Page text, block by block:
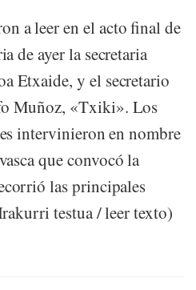
a leer en el acto final de
de ayer la secretaria
Etxaide, y el secretario
Muñoz, «Txiki». Los
intervinieron en nombre
que convocó la
las principales
testua / leer texto)